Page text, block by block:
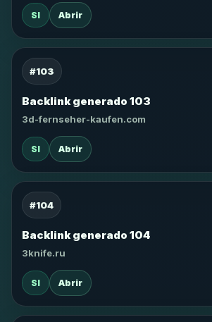
SI Abrir
#103
Backlink generado 103
3d-fernseher-kaufen.com
SI Abrir
#104
Backlink generado 104
3knife.ru
SI Abrir